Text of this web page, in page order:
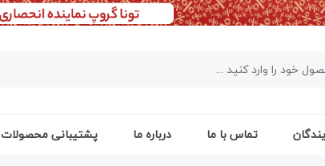
تماس با ما درباره ما پشتیبانی محصولات